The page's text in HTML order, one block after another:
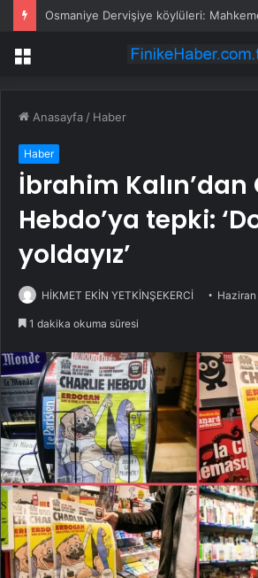
Menü
Anasayfa / Haber
Haber
İbrahim Kalın’dan
Hebdo’ya tepki:
yoldayız’
HİKMET EKİN YETKİNŞEKERCİ
1 dakika okuma süresi